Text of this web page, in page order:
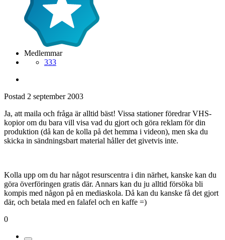
Medlemmar
333
Postad 2 september 2003
Ja, att maila och fråga är alltid bäst! Vissa stationer föredrar VHS-
kopior om du bara vill visa vad du gjort och göra reklam för din
produktion (då kan de kolla på det hemma i videon), men ska du
skicka in sändningsbart material håller det givetvis inte.
Kolla upp om du har något resurscentra i din närhet, kanske kan du
göra överföringen gratis där. Annars kan du ju alltid försöka bli
kompis med någon på en mediaskola. Då kan du kanske få det gjort
där, och betala med en falafel och en kaffe =)
0